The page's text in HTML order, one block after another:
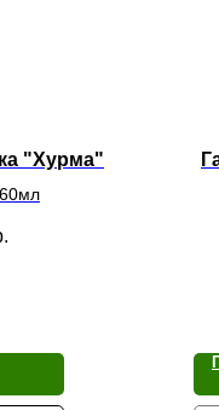
"Хурма"